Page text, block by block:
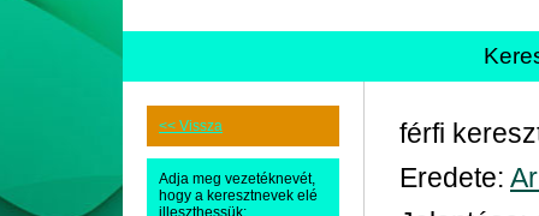
<< Vissza
Adja meg vezetéknevét,
hogy a keresztnevek elé
illeszthessük:
férfi
Eredete: